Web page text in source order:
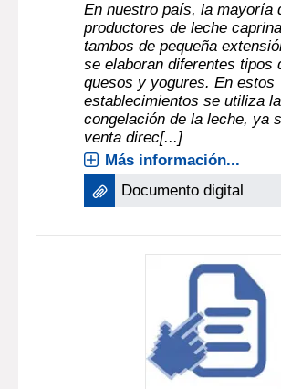
En nuestro país, la mayoría
productores de leche
tambos de pequeña
se elaboran diferentes tipos
quesos y yogures. En estos
establecimientos se utiliza la
congelación de la leche, ya
venta direc[...]
Más información...
Documento digital